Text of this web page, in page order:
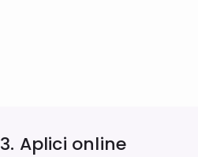
3. Aplici online